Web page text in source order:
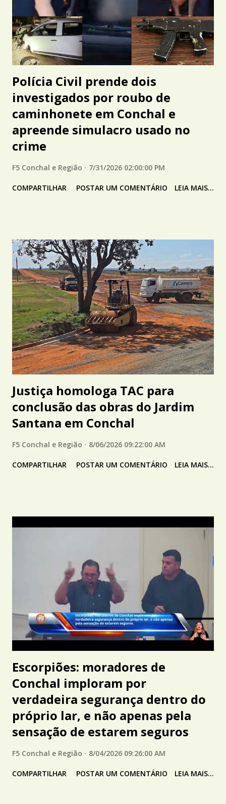
Polícia Civil prende dois
investigados por roubo de
caminhonete em Conchal e
apreende simulacro usado no
crime
F5 Conchal e Região 7/31/2026 02:00:00 PM
COMPARTILHAR POSTAR UM COMENTÁRIO LEIA MAIS...
Justiça homologa TAC para
conclusão das obras do Jardim
Santana em Conchal
F5 Conchal e Região 8/06/2026 09:22:00 AM
COMPARTILHAR POSTAR UM COMENTÁRIO LEIA MAIS...
Escorpiões: moradores de
Conchal imploram por
verdadeira segurança dentro do
próprio lar, e não apenas pela
sensação de estarem seguros
F5 Conchal e Região 8/04/2026 09:26:00 AM
COMPARTILHAR POSTAR UM COMENTÁRIO LEIA MAIS...